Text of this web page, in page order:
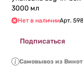
3000 мл
Нет в наличииАрт.
Подписаться
Самовывоз из